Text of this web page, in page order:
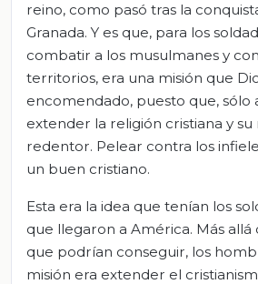
reino, como pasó tras la
Granada. Y es que, para los
combatir a los musulmanes y
territorios, era una misión que
encomendado, puesto que, sólo
extender la religión cristiana y su
redentor. Pelear contra los
un buen cristiano.
Esta era la idea que tenían los
que llegaron a América. Más allá
que podrían conseguir, los
misión era extender el